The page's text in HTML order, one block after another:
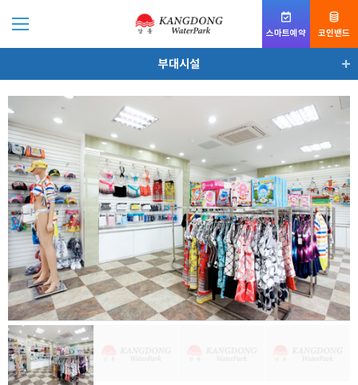
스마트예약 코인밴드
부대시설
워터파크 소개
토렌트존
웨이브존
부대시설